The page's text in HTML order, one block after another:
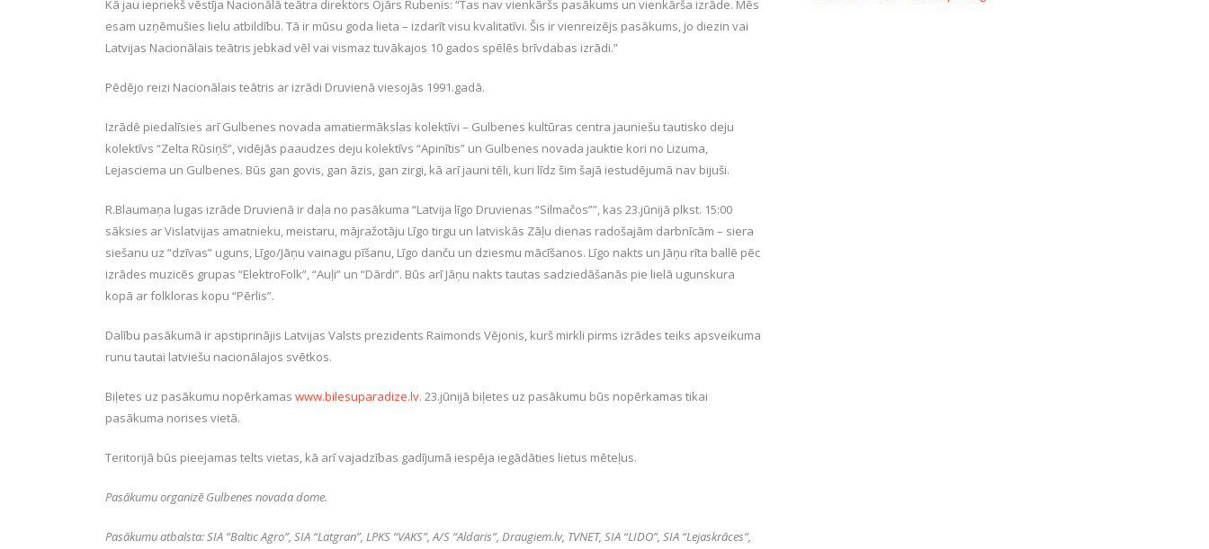
Kā jau iepriekš vēstīja Nacionālā teātra direktors Ojārs Rubenis: “Tas nav vienkāršs pasākums un vienkārša izrāde. Mēs
esam uzņēmušies lielu atbildību. Tā ir mūsu goda lieta – izdarīt visu kvalitatīvi. Šis ir vienreizējs pasākums, jo diezin vai
Latvijas Nacionālais teātris jebkad vēl vai vismaz tuvākajos 10 gados spēlēs brīvdabas izrādi.”
Pēdējo reizi Nacionālais teātris ar izrādi Druvienā viesojās 1991.gadā.
Izrādē piedalīsies arī Gulbenes novada amatiermākslas kolektīvi – Gulbenes kultūras centra jauniešu tautisko deju
kolektīvs “Zelta Rūsiņš”, vidējās paaudzes deju kolektīvs “Apinītis” un Gulbenes novada jauktie kori no Lizuma,
Lejasciema un Gulbenes. Būs gan govis, gan āzis, gan zirgi, kā arī jauni tēli, kuri līdz šim šajā iestudējumā nav bijuši.
R.Blaumaņa lugas izrāde Druvienā ir daļa no pasākuma “Latvija līgo Druvienas “Silmačos””, kas 23.jūnijā plkst. 15:00
sāksies ar Vislatvijas amatnieku, meistaru, mājražotāju Līgo tirgu un latviskās Zāļu dienas radošajām darbnīcām – siera
siešanu uz “dzīvas” uguns, Līgo/Jāņu vainagu pīšanu, Līgo danču un dziesmu mācīšanos. Līgo nakts un Jāņu rīta ballē pēc
izrādes muzicēs grupas “ElektroFolk”, “Auļi” un “Dārdi”. Būs arī Jāņu nakts tautas sadziedāšanās pie lielā ugunskura
kopā ar folkloras kopu “Pērlis”.
Dalību pasākumā ir apstiprinājis Latvijas Valsts prezidents Raimonds Vējonis, kurš mirkli pirms izrādes teiks apsveikuma
runu tautai latviešu nacionālajos svētkos.
Biļetes uz pasākumu nopērkamas www.bilesuparadize.lv. 23.jūnijā biļetes uz pasākumu būs nopērkamas tikai
pasākuma norises vietā.
Teritorijā būs pieejamas telts vietas, kā arī vajadzības gadījumā iespēja iegādāties lietus mēteļus.
Pasākumu organizē Gulbenes novada dome.
Pasākumu atbalsta: SIA “Baltic Agro”, SIA “Latgran”, LPKS “VAKS”, A/S “Aldaris”, Draugiem.lv, TVNET, SIA “LIDO”, SIA “Lejaskrāces”,